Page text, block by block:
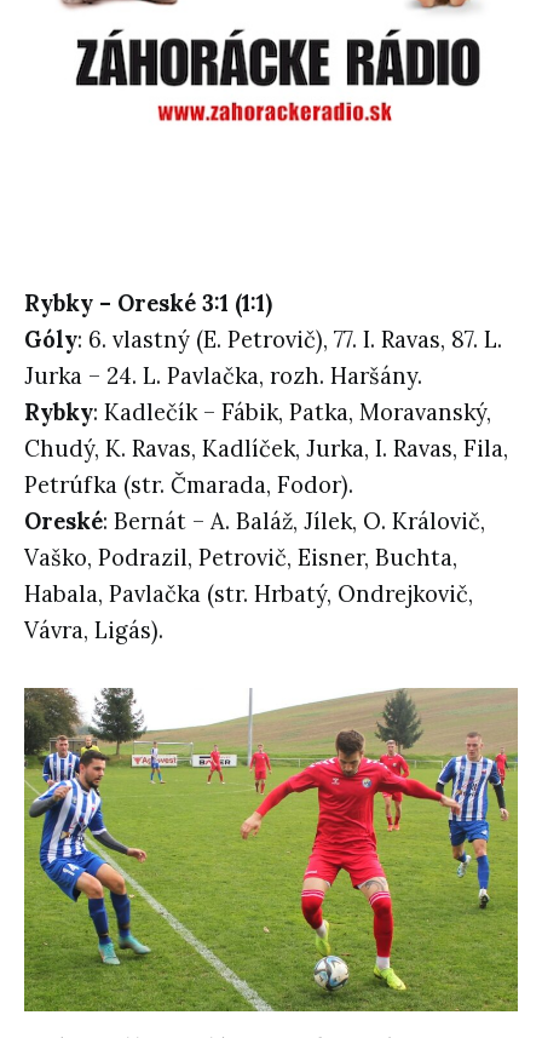
Rybky – Oreské 3:1 (1:1)
Góly: 6. vlastný (E. Petrovič), 77. I. Ravas, 87. L.
Jurka – 24. L. Pavlačka, rozh. Haršány.
Rybky: Kadlečík – Fábik, Patka, Moravanský,
Chudý, K. Ravas, Kadlíček, Jurka, I. Ravas, Fila,
Petrúfka (str. Čmarada, Fodor).
Oreské: Bernát – A. Baláž, Jílek, O. Královič,
Vaško, Podrazil, Petrovič, Eisner, Buchta,
Habala, Pavlačka (str. Hrbatý, Ondrejkovič,
Vávra, Ligás).